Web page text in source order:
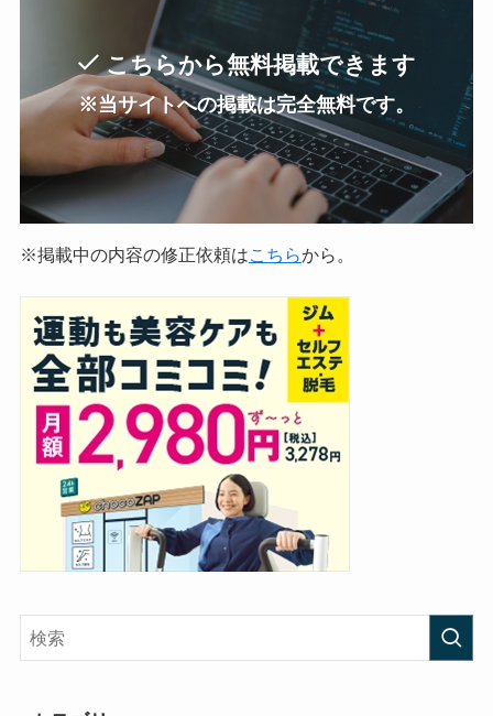
こちらから無料掲載できます
※当サイトへの掲載は完全無料です。
※掲載中の内容の修正依頼はこちらから。